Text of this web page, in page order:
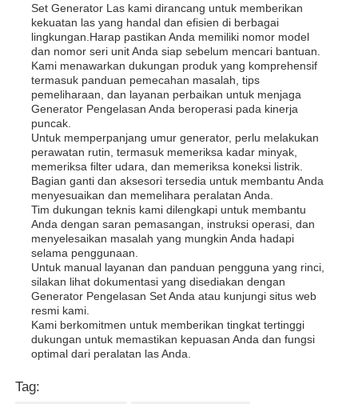
Set Generator Las kami dirancang untuk memberikan
kekuatan las yang handal dan efisien di berbagai
lingkungan.Harap pastikan Anda memiliki nomor model
dan nomor seri unit Anda siap sebelum mencari bantuan.
Kami menawarkan dukungan produk yang komprehensif
termasuk panduan pemecahan masalah, tips
pemeliharaan, dan layanan perbaikan untuk menjaga
Generator Pengelasan Anda beroperasi pada kinerja
puncak.
Untuk memperpanjang umur generator, perlu melakukan
perawatan rutin, termasuk memeriksa kadar minyak,
memeriksa filter udara, dan memeriksa koneksi listrik.
Bagian ganti dan aksesori tersedia untuk membantu Anda
menyesuaikan dan memelihara peralatan Anda.
Tim dukungan teknis kami dilengkapi untuk membantu
Anda dengan saran pemasangan, instruksi operasi, dan
menyelesaikan masalah yang mungkin Anda hadapi
selama penggunaan.
Untuk manual layanan dan panduan pengguna yang rinci,
silakan lihat dokumentasi yang disediakan dengan
Generator Pengelasan Set Anda atau kunjungi situs web
resmi kami.
Kami berkomitmen untuk memberikan tingkat tertinggi
dukungan untuk memastikan kepuasan Anda dan fungsi
optimal dari peralatan las Anda.
Tag: